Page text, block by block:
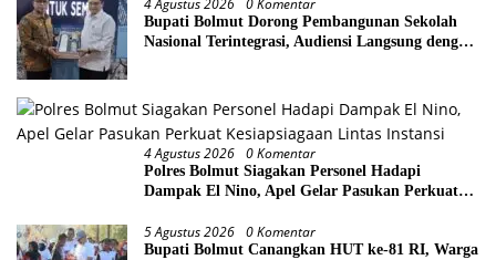
4 Agustus 2026 0 Komentar
Bupati Bolmut Dorong Pembangunan Sekolah
Nasional Terintegrasi, Audiensi Langsung dengan
4 Agustus 2026 0 Komentar
Polres Bolmut Siagakan Personel Hadapi
Dampak El Nino, Apel Gelar Pasukan Perkuat
5 Agustus 2026 0 Komentar
Bupati Bolmut Canangkan HUT ke-81 RI, Warga